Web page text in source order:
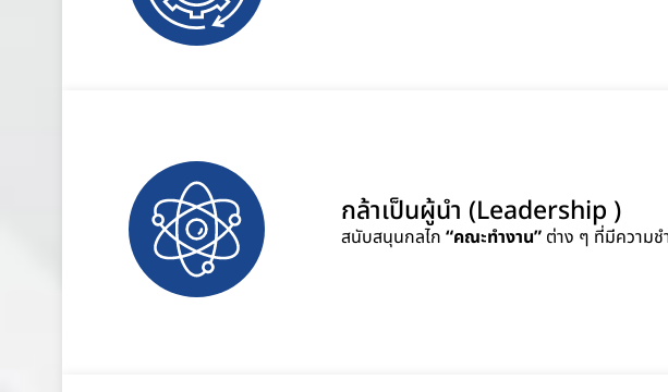
กล้าเป็นผู้นำ (Leadership )
สนับสนุนกลไก “คณะทำงาน” ต่าง ๆ ที่มีความ